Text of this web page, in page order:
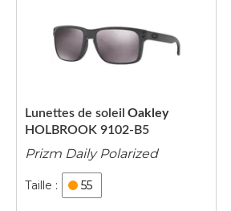
HOLBROOK 9102-B5
Lunettes de soleil Oakley
Prizm Daily Polarized
55